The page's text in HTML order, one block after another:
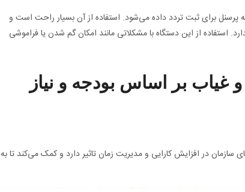
برای ثبت تردد داده می‌شود. استفاده از آن بسیار راحت است و
استفاده از این دستگاه با مشکلاتی مانند امکان گم شدن یا فراموشی
غیاب بر اساس بودجه و نیاز
سازمان در افزایش کارایی و مدیریت زمان تاثیر دارد و کمک می‌کند تا به